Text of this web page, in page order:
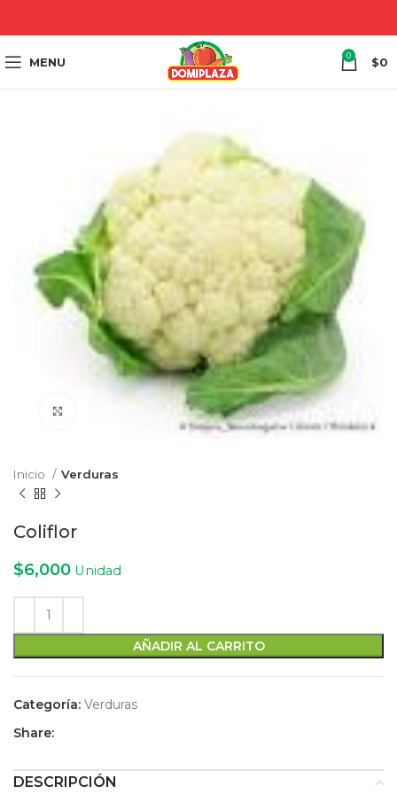
MENU 0 $0
Click to enlarge
Inicio Verduras
Coliflor
$6,000 Unidad
AÑADIR AL CARRITO
Categoría: Verduras
Share:
DESCRIPCIÓN